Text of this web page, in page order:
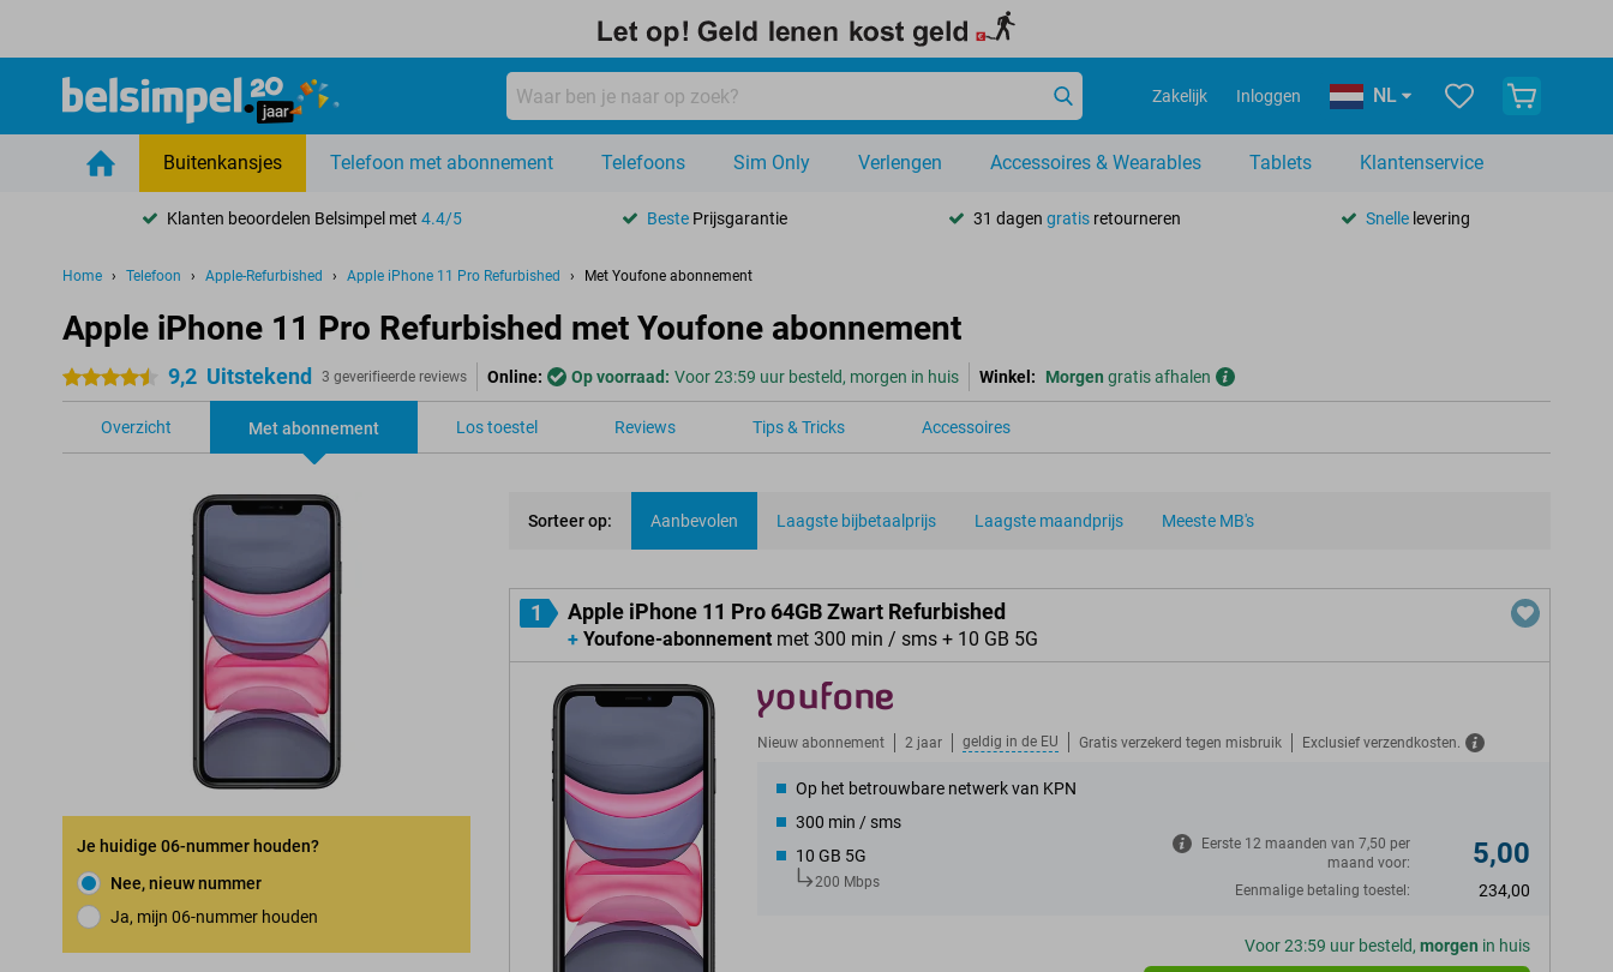
Zakelijk Inloggen NL
Buitenkansjes Telefoon met abonnement Telefoons Sim Only Verlengen Accessoires & Wearables Tablets Klantenservice
Klanten beoordelen Belsimpel met4.4/5 Beste Prijsgarantie 31 dagen gratisretourneren Snellelevering
Home Telefoon Apple-Refurbished Apple iPhone 11 Pro Refurbished Met Youfone abonnement
Apple iPhone 11 Pro Refurbished met Youfone abonnement
4.5 sterren 9,2 Uitstekend 3 geverifieerde reviews Online: Op voorraad: Voor 23:59 uur besteld, morgen in huis Winkel: Morgen gratis afhalen
Overzicht Met abonnement Los toestel Reviews Tips & Tricks Accessoires
Je huidige 06-nummer houden?
Nee, nieuw nummer
Ja, mijn 06-nummer houden
Nummerbehoudgarantie
Sorteer op: Aanbevolen Laagste bijbetaalprijs Laagste maandprijs Meeste MB's
1 Apple iPhone 11 Pro 64GB Zwart Refurbished
+ Youfone-abonnement met 300 min / sms + 10 GB 5G
Nieuw abonnement 2 jaar geldig in de EU Gratis verzekerd tegen misbruik Exclusief verzendkosten.
Op het betrouwbare netwerk van KPN
300 min / sms
10 GB 5G
200 Mbps
Eerste 12 maanden van 7,50 per
maand voor:
5,00
Eenmalige betaling toestel: 234,00
Voor 23:59 uur besteld, morgen in huis